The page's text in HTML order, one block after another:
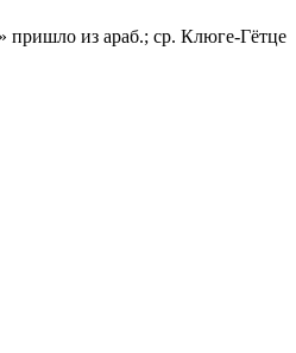
пришло из араб.; ср. Клюге-Гётце